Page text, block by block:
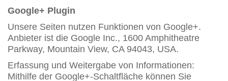
Google+ Plugin
Unsere Seiten nutzen Funktionen von Google+.
Anbieter ist die Google Inc., 1600 Amphitheatre
Parkway, Mountain View, CA 94043, USA.
Erfassung und Weitergabe von Informationen:
Mithilfe der Google+-Schaltfläche können Sie